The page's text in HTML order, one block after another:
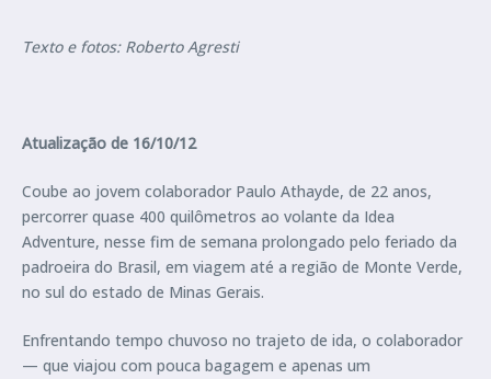
Texto e fotos: Roberto Agresti
Atualização de 16/10/12
Coube ao jovem colaborador Paulo Athayde, de 22 anos,
percorrer quase 400 quilômetros ao volante da Idea
Adventure, nesse fim de semana prolongado pelo feriado da
padroeira do Brasil, em viagem até a região de Monte Verde,
no sul do estado de Minas Gerais.
Enfrentando tempo chuvoso no trajeto de ida, o colaborador
— que viajou com pouca bagagem e apenas um